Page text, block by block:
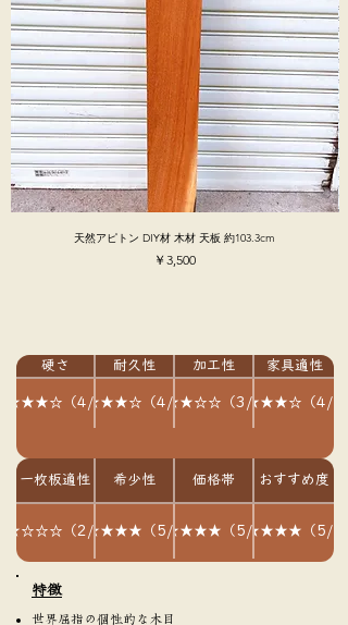
天然アピトン DIY材 木材 天板 約103.3cm
価格
￥3,500
硬さ 耐久性 加工性 家具適性
（4/5）
★★★★☆（4/5）★★★☆☆（3/5）★★★★☆（4/5
一枚板適性 希少性 価格帯 おすすめ度
（2/5）
★★★★★（5/5）★★★★★（5/5）★★★★★（5/5
​特徴
世界屈指の個性的な木目